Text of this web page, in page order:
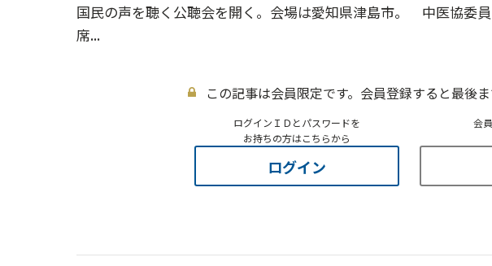
国民の声を聴く公聴会を開く。会場は愛知県津島市。 中医協委
席...
この記事は会員限定です。会員登録すると最後ま
ログインＩＤとパスワードを
お持ちの方はこちらから
ログイン
会